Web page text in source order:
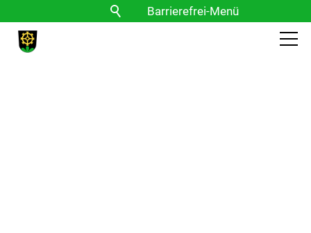
Barrierefrei-Menü
Powered by Weblication® CMS